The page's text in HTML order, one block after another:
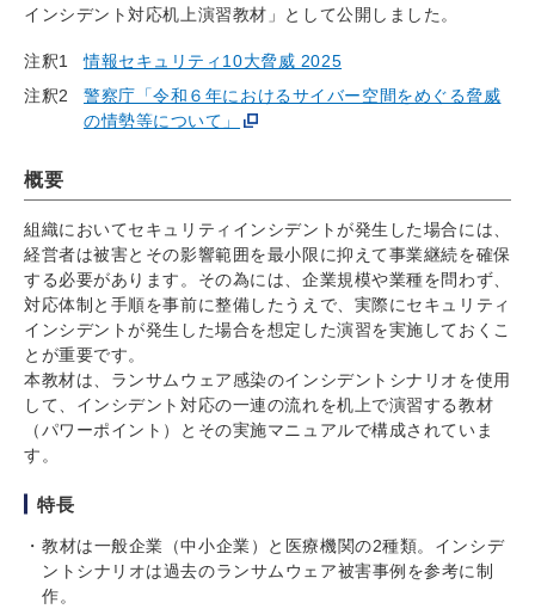
インシデント対応机上演習教材」として公開しました。
注釈1
情報セキュリティ10大脅威 2025
注釈2
警察庁「令和６年におけるサイバー空間をめぐる脅威
の情勢等について」
概要
組織においてセキュリティインシデントが発生した場合には、
経営者は被害とその影響範囲を最小限に抑えて事業継続を確保
する必要があります。その為には、企業規模や業種を問わず、
対応体制と手順を事前に整備したうえで、実際にセキュリティ
インシデントが発生した場合を想定した演習を実施しておくこ
とが重要です。
本教材は、ランサムウェア感染のインシデントシナリオを使用
して、インシデント対応の一連の流れを机上で演習する教材
（パワーポイント）とその実施マニュアルで構成されていま
す。
特長
教材は一般企業（中小企業）と医療機関の2種類。インシデ
ントシナリオは過去のランサムウェア被害事例を参考に制
作。